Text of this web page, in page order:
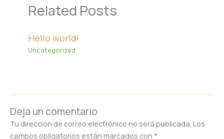
Related Posts
Hello world!
Uncategorized
Deja un comentario
Tu dirección de correo electrónico no será publicada. Los
campos obligatorios están marcados con *